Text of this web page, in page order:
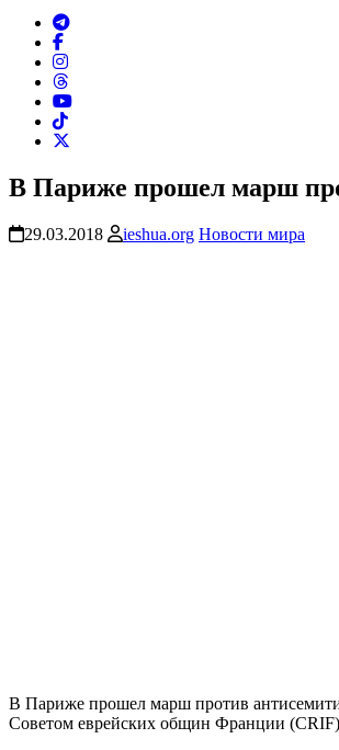
В Париже прошел марш
29.03.2018 ieshua.org Новости мира
В Париже прошел марш против
Советом еврейских общин Франции